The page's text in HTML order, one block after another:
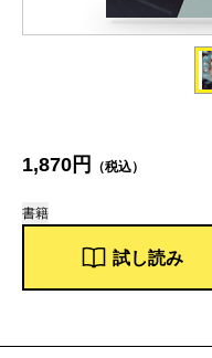
1,870円 （税込）
書籍
試し読み